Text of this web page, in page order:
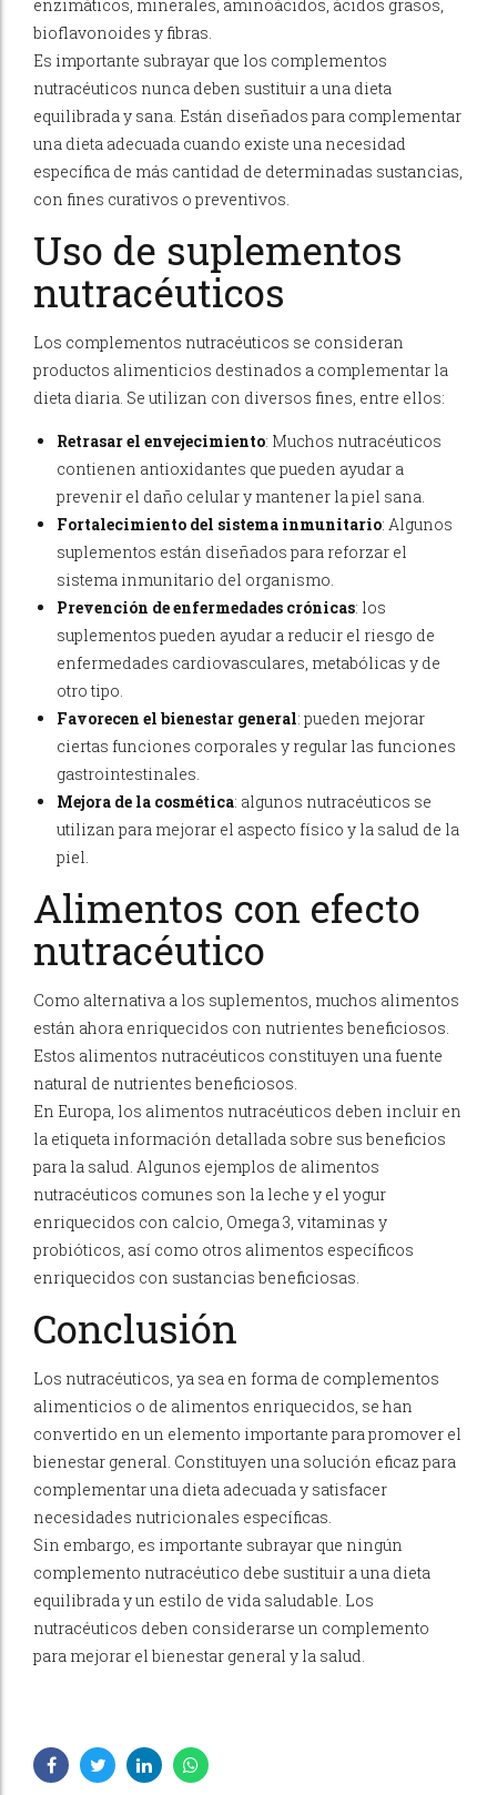
enzimáticos, minerales, aminoácidos, ácidos grasos,
bioflavonoides y fibras.
Es importante subrayar que los complementos
nutracéuticos nunca deben sustituir a una dieta
equilibrada y sana. Están diseñados para complementar
una dieta adecuada cuando existe una necesidad
específica de más cantidad de determinadas sustancias,
con fines curativos o preventivos.
Uso de suplementos
nutracéuticos
Los complementos nutracéuticos se consideran
productos alimenticios destinados a complementar la
dieta diaria. Se utilizan con diversos fines, entre ellos:
Retrasar el envejecimiento: Muchos nutracéuticos
contienen antioxidantes que pueden ayudar a
prevenir el daño celular y mantener la piel sana.
Fortalecimiento del sistema inmunitario: Algunos
suplementos están diseñados para reforzar el
sistema inmunitario del organismo.
Prevención de enfermedades crónicas: los
suplementos pueden ayudar a reducir el riesgo de
enfermedades cardiovasculares, metabólicas y de
otro tipo.
Favorecen el bienestar general: pueden mejorar
ciertas funciones corporales y regular las funciones
gastrointestinales.
Mejora de la cosmética: algunos nutracéuticos se
utilizan para mejorar el aspecto físico y la salud de la
piel.
Alimentos con efecto
nutracéutico
Como alternativa a los suplementos, muchos alimentos
están ahora enriquecidos con nutrientes beneficiosos.
Estos alimentos nutracéuticos constituyen una fuente
natural de nutrientes beneficiosos.
En Europa, los alimentos nutracéuticos deben incluir en
la etiqueta información detallada sobre sus beneficios
para la salud. Algunos ejemplos de alimentos
nutracéuticos comunes son la leche y el yogur
enriquecidos con calcio, Omega 3, vitaminas y
probióticos, así como otros alimentos específicos
enriquecidos con sustancias beneficiosas.
Conclusión
Los nutracéuticos, ya sea en forma de complementos
alimenticios o de alimentos enriquecidos, se han
convertido en un elemento importante para promover el
bienestar general. Constituyen una solución eficaz para
complementar una dieta adecuada y satisfacer
necesidades nutricionales específicas.
Sin embargo, es importante subrayar que ningún
complemento nutracéutico debe sustituir a una dieta
equilibrada y un estilo de vida saludable. Los
nutracéuticos deben considerarse un complemento
para mejorar el bienestar general y la salud.